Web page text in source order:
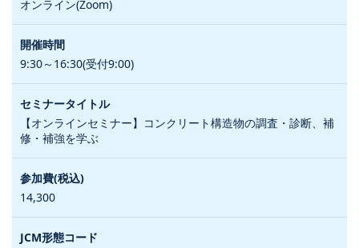
オンライン(Zoom)
9:30～16:30(受付9:00)
【オンラインセミナー】コンクリート構造物の調査・診断、補
修・補強を学ぶ
14,300